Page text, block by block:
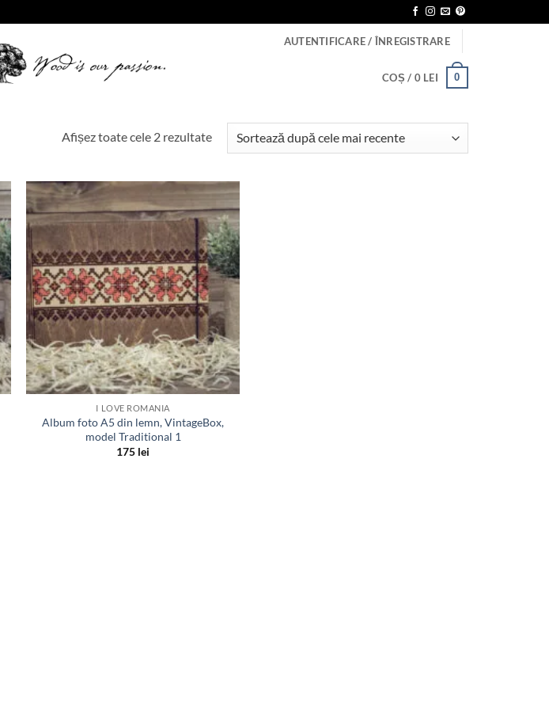
AUTENTIFICARE / ÎNREGISTRARE
COȘ / 0 LEI 0
Afișez toate cele 2 rezultateSortat
după
mai
recente
Adauga
in lista
de
dorinte
I LOVE ROMANIA
Album foto A5 din lemn, VintageBox,
model Traditional 1
175 lei